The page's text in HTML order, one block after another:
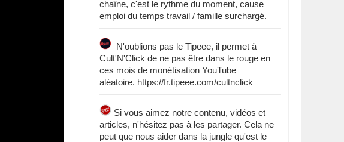
chaîne, c'est le rythme du moment, cause
emploi du temps travail / famille surchargé.
N'oublions pas le Tipeee, il permet à
Cult'N'Click de ne pas être dans le rouge en
ces mois de monétisation YouTube
aléatoire. https://fr.tipeee.com/cultnclick
Si vous aimez notre contenu, vidéos et
articles, n'hésitez pas à les partager. Cela ne
peut que nous aider dans la jungle qu'est le